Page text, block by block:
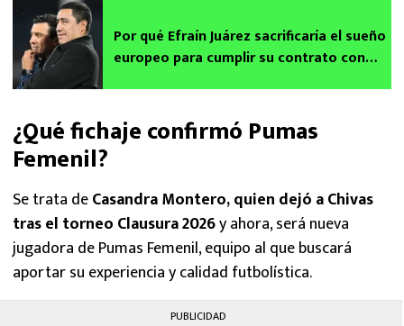
Por qué Efraín Juárez sacrificaría el sueño
europeo para cumplir su contrato con
¿Qué fichaje confirmó Pumas
Femenil?
Se trata deCasandra Montero, quien dejó a Chivas
tras el torneo Clausura 2026y ahora, será nueva
jugadora de Pumas Femenil, equipo al que buscará
aportar su experiencia y calidad futbolística.
PUBLICIDAD